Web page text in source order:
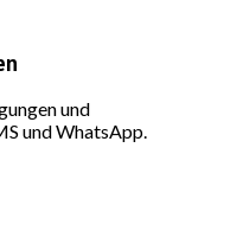
und
und WhatsApp.